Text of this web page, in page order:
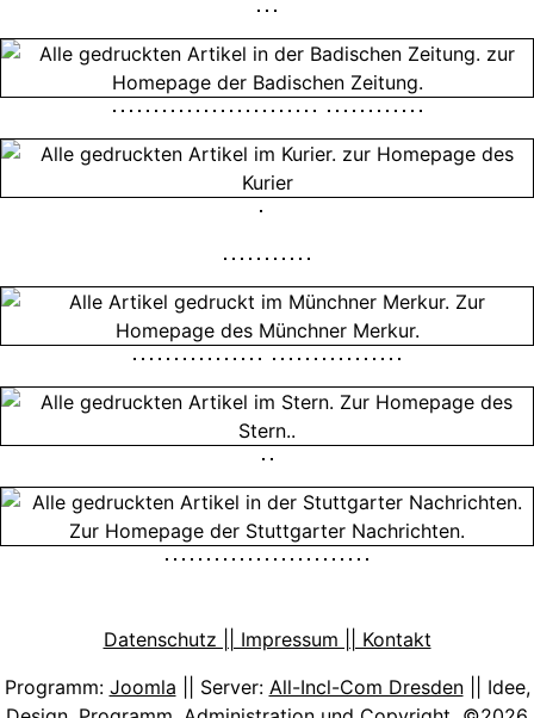
Datenschutz || Impressum || Kontakt
Programm: Joomla || Server: All-Incl-Com Dresden|| Idee,